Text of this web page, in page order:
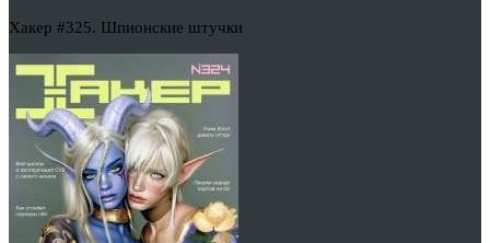
Хакер #325. Шпионские штучки